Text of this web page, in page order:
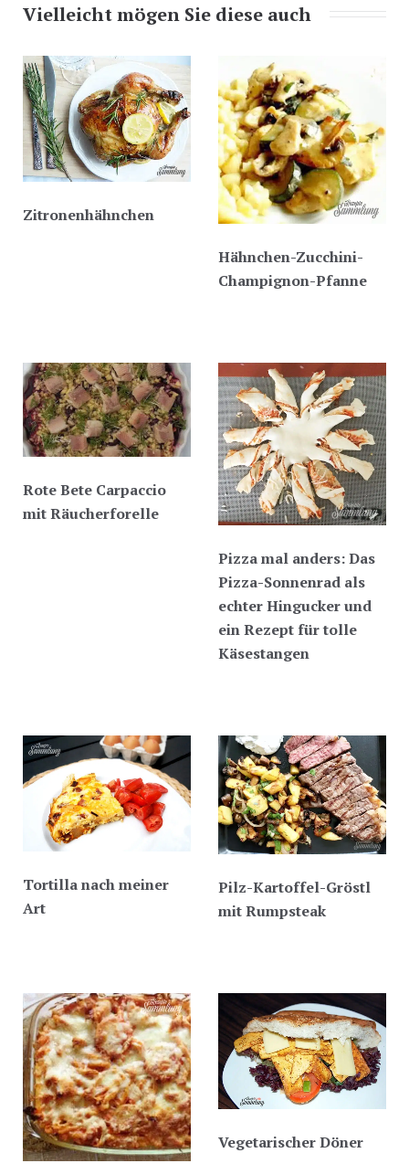
Vielleicht mögen Sie diese auch
Zitronenhähnchen
Hähnchen-Zucchini-
Champignon-Pfanne
Rote Bete Carpaccio
mit Räucherforelle
Pizza mal anders: Das
Pizza-Sonnenrad als
echter Hingucker und
ein Rezept für tolle
Käsestangen
Tortilla nach meiner
Art
Pilz-Kartoffel-Gröstl
mit Rumpsteak
Vegetarischer Döner